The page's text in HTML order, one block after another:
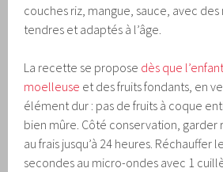
couches riz, mangue, sauce, avec
tendres et adaptés à l’âge.
La recette se propose dès que
moelleuse et des fruits fondants, en
élément dur : pas de fruits à coque
bien mûre. Côté conservation, garder
au frais jusqu’à 24 heures. Réchauffer
secondes au micro-ondes avec 1